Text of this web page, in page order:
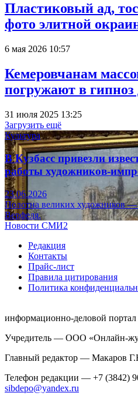
Пластиковый ад,
фото элитной
6 мая 2026 10:57
Кемеровчанам
погружают в гипноз
31 июля 2025 13:25
Загрузить ещё
Культура
В Кузбасс привезли
работы художников-
23.06.2026
Полотна великих художников
Верфеля.
Новости СМИ2
Редакция
Контакты
Прайс-лист
Правила цитирования
Политика
информационно-деловой портал
Учредитель — ООО «Онлайн-
Главный редактор — Макаров
Телефон редакции — +7 (3842)
sibdepo@yandex.ru